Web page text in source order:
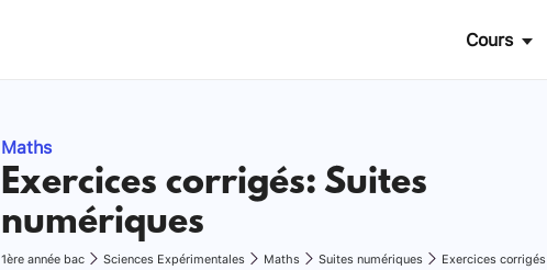
Cours
Maths
Exercices corrigés: Suites
numériques
1ère année bac Sciences Expérimentales Maths Suites numériques Exercices corrigés